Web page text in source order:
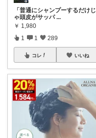
「普通にシャンプーするだけじ
ゃ頭皮がサッパ ...
￥ 1,980
1 1 289
コレ いいね